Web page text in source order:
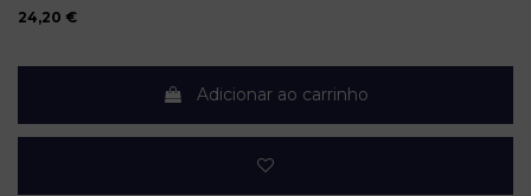
24,20 €
Adicionar ao carrinho